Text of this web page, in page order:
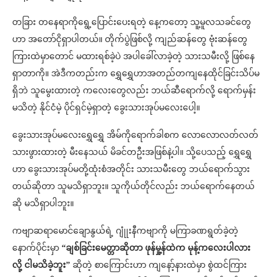
တခြား တနေရာကိုရွေ့ပြောင်းပေးရတဲ့ နေ့ကတော့ သူ့မူလသခင်တွေ
ဟာ အတော်ငိုရှာပါတယ်။ တိုက်ပွဲဖြစ်လို့ ကျည်ဆန်တွေ ဗုံးဆန်တွေ
ကြားထဲမှာတောင် မထားရစ်ခဲ့ပဲ အပါခေါ်လာခဲ့တဲ့ သားသမီးလို့ ဖြစ်နေ
ရှာတာကို။ အဲဒီကတည်းက ရွှေရွှေဟာအတည်တကျနေထိုင်ခြင်းသိပ်မ
ရှိဘဲ သူမွေးထားတဲ့ ကလေးတွေလည်း ဘယ်ဆီရောက်လို့ ရောက်မှန်း
မသိတဲ့ နိုင်ငံမဲ့ ပိုင်ရှင်မဲ့ရှာတဲ့ ခွေးသားအုပ်မလေးပေါ့။
ခွေးသားအုပ်မလေးရွှေရွှေ အိမ်ကိုရောက်ခါစက လောလောလတ်လတ်
သားဖွားထားတဲ့ မီးနေသယ် မိခင်တဦးအဖြစ်နဲ့ပါ။ သို့ပေသည့် ရွှေရွှေ
ဟာ ခွေးသားအုပ်မတို့ထုံးစံအတိုင်း သားသမီးတွေ ဘယ်ရောက်သွား
တယ်ဆိုတာ သူမသိရှာဘူး။ သူကိုယ်တိုင်လည်း ဘယ်ရောက်နေတယ်
ဆို မသိရှာပါဘူး။
ကဗျာဆရာမောင်ချောနွယ်ရဲ့ ဂျုုံးနီကဗျာကို မကြာခဏရွတ်ခဲ့တဲ့
နောက်ပိုင်းမှာ “ချစ်ခြင်းမေတ္တာဆိုတာ ဖုန်မှု့န်ထဲက မုန့်ကလေးပါလား
လို့ ငါမသိခဲ့ဘူး” ဆိုတဲ့ စာကြောင်းဟာ ကျနော့်နားထဲမှာ စွဲထင်ကြား